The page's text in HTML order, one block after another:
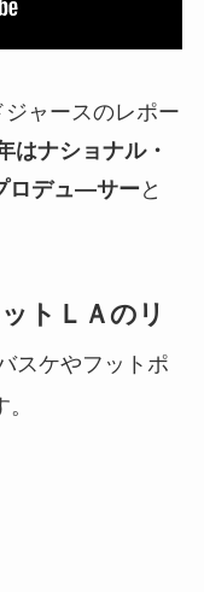
ャースのレポー
はナショナル・
ロデュ―サーと
トＬＡのリ
スケやフットポ